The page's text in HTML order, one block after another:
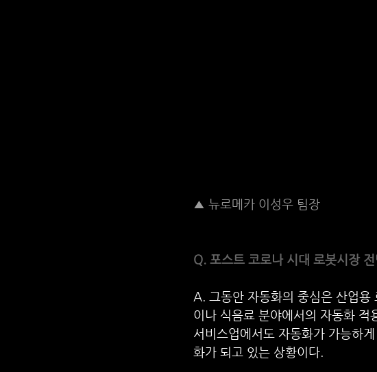
▲ 뉴로메카 이성우 팀장
Q. 포스트 코로나 시대 로봇시장
A. 그동안 자동화의 중심은 산업용
이나 식음료 분야에서의 자동화 적
서비스업에서도 자동화가 가능하
화가 되고 있는 상황이다.